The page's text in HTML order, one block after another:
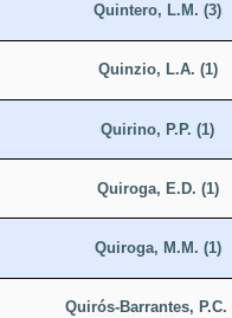
Quintero, L.M. (3)
Quinzio, L.A. (1)
Quirino, P.P. (1)
Quiroga, E.D. (1)
Quiroga, M.M. (1)
Quirós-Barrantes, P.C.